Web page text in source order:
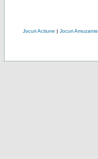
Jocuri Actiune | Jocuri Amuzante